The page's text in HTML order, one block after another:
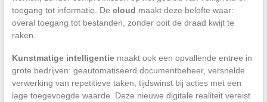
toegang tot informatie. De cloud maakt deze belofte waar:
overal toegang tot bestanden, zonder ooit de draad kwijt te
raken.
Kunstmatige intelligentiemaakt ook een opvallende entree in
grote bedrijven: geautomatiseerd documentbeheer, versnelde
verwerking van repetitieve taken, tijdswinst bij acties met een
lage toegevoegde waarde. Deze nieuwe digitale realiteit vereist